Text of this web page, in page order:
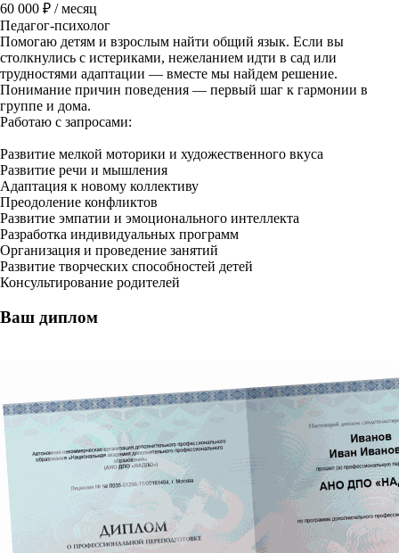
60 000 ₽ / месяц
Педагог-психолог
Помогаю детям и взрослым найти общий язык. Если вы
столкнулись с истериками, нежеланием идти в сад или
трудностями адаптации — вместе мы найдем решение.
Понимание причин поведения — первый шаг к гармонии в
группе и дома.
Работаю с запросами:
Развитие мелкой моторики и художественного вкуса
Развитие речи и мышления
Адаптация к новому коллективу
Преодоление конфликтов
Развитие эмпатии и эмоционального интеллекта
Разработка индивидуальных программ
Организация и проведение занятий
Развитие творческих способностей детей
Консультирование родителей
Ваш диплом